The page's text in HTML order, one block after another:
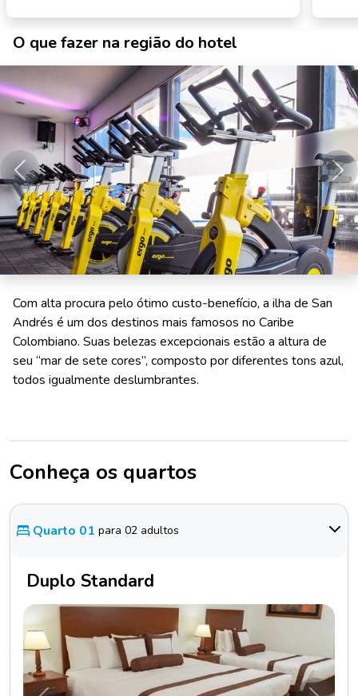
O que fazer na região do hotel
Anterior
Com alta procura pelo ótimo custo-benefício, a ilha de San
Andrés é um dos destinos mais famosos no Caribe
Colombiano. Suas belezas excepcionais estão a altura de
seu “mar de sete cores”, composto por diferentes tons azul,
todos igualmente deslumbrantes.
Conheça os quartos
Quarto 01 para 02 adultos
Duplo Standard